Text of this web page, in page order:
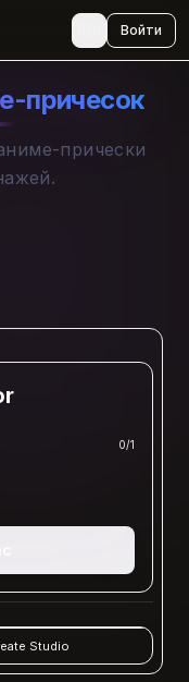
Войти
причесок
прически
0/1
Studio